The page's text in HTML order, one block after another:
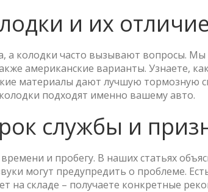
и их отличие
а колодки часто вызывают вопросы.
американские варианты. Узнаете,
материалы дают лучшую тормозную
подходят именно вашему авто.
службы и
и пробегу. В наших статьях
могут предупредить о проблеме.
на складе – получаете конкретные